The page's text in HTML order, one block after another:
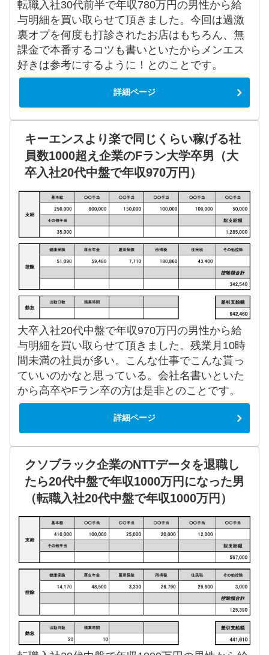
転職入社30代前半で年収780万円の男性から給
与明細を買い取らせて頂きました。今回は過激
裏オプを何度も打診されたお店はもちろん、無
課金で本番するコツも書いといたからメンエス
好きは参考にするように！とのことです。
詳細ページ
キーエンスより楽で同じくらい稼げる社
員数1000超え企業のFラン大学卒男（大
卒入社20代中盤で年収970万円）
大卒入社20代中盤で年収970万円の男性から給
与明細を買い取らせて頂きました。残業月10時
間未満の社員が多い。こんな仕事でこんな貰っ
ていいのかなと思っている。会社名書いといた
から高卒やFラン卒の方は是非とのことです。
詳細ページ
クソブラック企業のNTTデータを退職し
たら20代中盤で年収1000万円になった男
（転職入社20代中盤で年収1000万円）